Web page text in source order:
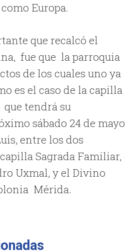
Europa.
que recalcó el
fue que la parroquia
de los cuales uno ya
es el caso de la capilla
tendrá su
sábado 24 de mayo
entre los dos
Sagrada Familiar,
Uxmal, y el Divino
Mérida.